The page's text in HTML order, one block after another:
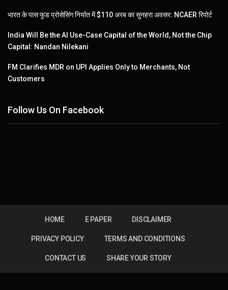
भारत के पास फूड प्रोसेसिंग निर्यात में $110 अरब का सुनहरा अवसर: NCAER रिपोर्ट
India Will Be the AI Use-Case Capital of the World, Not the Chip
Capital: Nandan Nilekani
FM Clarifies MDR on UPI Applies Only to Merchants, Not
Customers
Follow Us On Facebook
HOME E PAPER DISCLAIMER
PRIVACY POLICY TERMS AND CONDITIONS
CONTACT US SHARE YOUR STORY